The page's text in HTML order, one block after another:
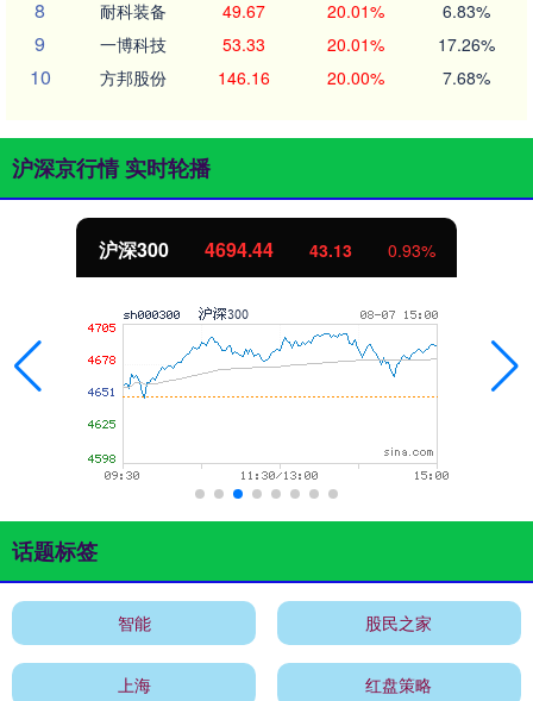
8 耐科装备 49.67 20.01% 6.83%
9 一博科技 53.33 20.01% 17.26%
10 方邦股份 146.16 20.00% 7.68%
沪深京行情 实时轮播
沪深300 4694.44 43.13 0.93%
话题标签
智能 股民之家
上海 红盘策略